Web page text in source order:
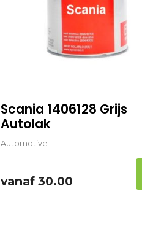
Scania 1406128 Grijs
Autolak
Automotive
vanaf 30.00